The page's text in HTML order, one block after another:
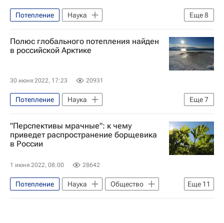
Еще8
Потепление
Наука
Западная Европа
Россия
Европа
Погода
Климат
Жара в центре России
Аномальная жара в Москве летом 2010 года
Полюс глобального потепления найден
в российской Арктике
30 июня 2022, 17:23 20931
Еще7
Потепление
Наука
Космос - РИА Наука
Арктика
Шпицберген
Земля Франца-Иосифа
Климат
Глобальное потепление
"Перспективы мрачные": к чему
приведет распространение борщевика
в России
1 июня 2022, 08:00 28642
Еще 11
Потепление Наука
Общество
Россия
Санкт-Петербург